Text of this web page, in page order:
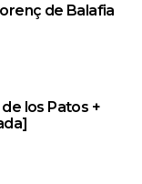
de Balafia
los Patos +